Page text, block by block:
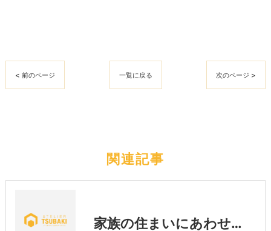
< 前のページ 一覧に戻る 次のページ >
関連記事
家族の住まいにあわせた暮らし